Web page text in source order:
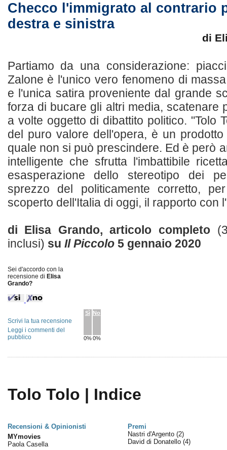
Checco l'immigrato al contrario
destra e sinistra
di
Partiamo da una considerazione:
Zalone è l'unico vero fenomeno di
e l'unica satira proveniente dal grande
forza di bucare gli altri media, scatenare
a volte oggetto di dibattito politico. "Tolo
del puro valore dell'opera, è un
quale non si può prescindere. Ed è però
intelligente che sfrutta l'imbattibile
esasperazione dello stereotipo dei
sprezzo del politicamente corretto,
scoperto dell'Italia di oggi, il rapporto con
di Elisa Grando, articolo completo
inclusi) su Il Piccolo5 gennaio 2020
Sei d'accordo con la
recensione di Elisa
Grando?
Sì
0%
No
0%
Scrivi la tua recensione
Leggi i commenti del
pubblico
Tolo Tolo | Indice
Recensioni & Opinionisti
Premi
MYmovies
Paola Casella
Nastri d'Argento (2)
David di Donatello (4)